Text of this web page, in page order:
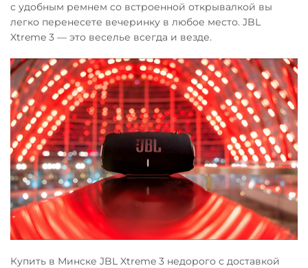
с удобным ремнем со встроенной открывалкой вы
легко перенесете вечеринку в любое место. JBL
Xtreme 3 — это веселье всегда и везде.
Купить в Минске JBL Xtreme 3 недорого с доставкой